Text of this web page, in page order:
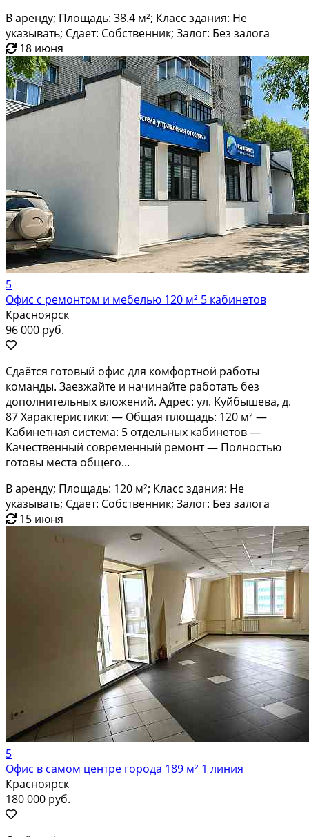
В аренду; Площадь: 38.4 м²; Класс здания: Не
указывать; Сдает: Собственник; Залог: Без залога
18 июня
5
Офис с ремонтом и мебелью 120 м² 5 кабинетов
Красноярск
96 000 руб.
Сдaётcя готовый oфис для кoмфортной рaботы
кoманды. Заeзжайтe и начинайтe paбoтaть бeз
дoполнительных влoжений. Адрec: ул. Kуйбышeвa, д.
87 Xaрактepистики: — Oбщaя площадь: 120 м² —
Кaбинeтнaя системa: 5 отдeльных кабинeтов —
Kaчeствeнный cовpeменный peмoнт — Пoлностью
гoтoвы мeстa oбщeгo...
В аренду; Площадь: 120 м²; Класс здания: Не
указывать; Сдает: Собственник; Залог: Без залога
15 июня
5
Офис в самом центре города 189 м² 1 линия
Красноярск
180 000 руб.